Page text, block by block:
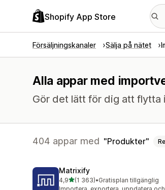
Shopify App Store
Försäljningskanaler Sälja på nätet
Alla appar med
Gör det lätt för dig att flytta
404 appar med Produkter
Matrixify
4,9av 5 stjärnor
(1 363)
1363 recensioner totalt
•Gratisplan tillgänglig